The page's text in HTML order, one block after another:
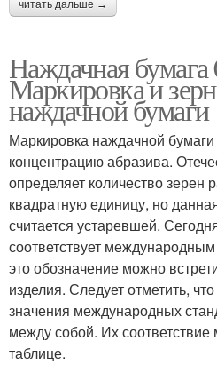
читать дальше →
Наждачная бумага
Маркировка и
наждачной бумаги
Маркировка наждачной
концентрацию абразива.
определяет количество зерен
квадратную единицу, но
считается устаревшей.
соответствует
это обозначение можно
изделия. Следует отметить,
значения международных
между собой. Их
таблице.